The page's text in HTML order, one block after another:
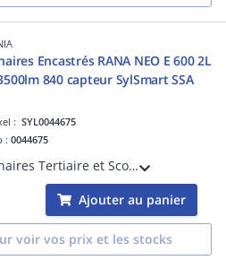
Encastrés RANA NEO E 600 2L
840 capteur SylSmart SSA
:SYL0044675
:0044675
Luminaires Tertiaire et Scolaire Encastrés - RANA NEO E 600 2L 31W 3500lm 840 capteur SylSmart SSA
Ajouter au panier
voir vos prix et les stocks